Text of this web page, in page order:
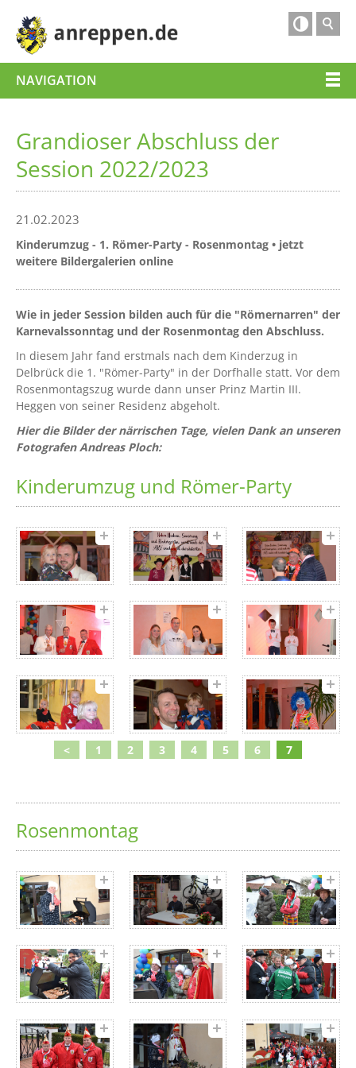

NAVIGATION
Grandioser Abschluss der
Session 2022/2023
21.02.2023
Kinderumzug - 1. Römer-Party - Rosenmontag • jetzt
weitere Bildergalerien online
Wie in jeder Session bilden auch für die "Römernarren" der
Karnevalssonntag und der Rosenmontag den Abschluss.
In diesem Jahr fand erstmals nach dem Kinderzug in
Delbrück die 1. "Römer-Party" in der Dorfhalle statt. Vor dem
Rosenmontagszug wurde dann unser Prinz Martin III.
Heggen von seiner Residenz abgeholt.
Hier die Bilder der närrischen Tage, vielen Dank an unseren
Fotografen Andreas Ploch:
Kinderumzug und Römer-Party
< 1 2 3 4 5 6 7
Rosenmontag